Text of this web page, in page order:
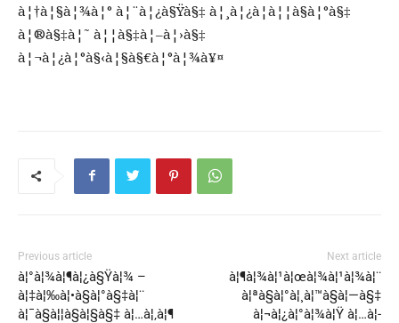
à¦†à¦§à¦¾à¦° à¦¨à¦¿à§Ÿà§‡ à¦¸à¦¿à¦à¦¦à§à¦°à§‡
à¦®à§‡à¦˜ à¦¦à§‡à¦–à¦›à§‡
à¦¬à¦¿à¦°à§‹à¦§à§€à¦°à¦¾à¥¤
Previous article
à¦°à¦¾à¦¶à¦¿à§Ÿà¦¾ –
à¦‡à¦‰à¦•à§à¦°à§‡à¦¨
à¦¯à§à¦¦à§à¦§à§‡ à¦…à¦‚à¦¶
Next article
à¦¶à¦¾à¦¹à¦œà¦¾à¦¹à¦¾à¦¨
à¦ªà§à¦°à¦¸à¦™à§à¦—à§‡
à¦¬à¦¿à¦°à¦¾à¦Ÿ à¦…à¦­